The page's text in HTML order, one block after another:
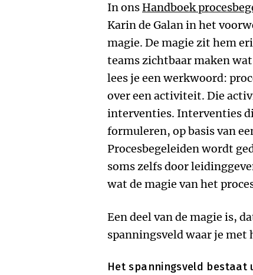
In onsHandboek
Karin de Galan in het
magie. De magie zit hem
teams zichtbaar maken
lees je een werkwoord:
over een activiteit. Die
interventies. Interventies
formuleren, op basis van
Procesbegeleiden wordt
soms zelfs door
wat de magie van het
Een deel van de magie is,
spanningsveld waar je met
Het spanningsveld bestaat